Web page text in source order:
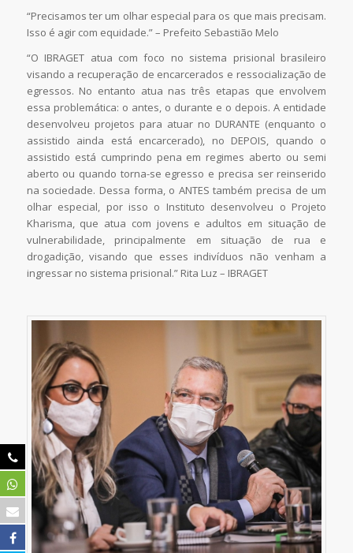
“Precisamos ter um olhar especial para os que mais precisam.
Isso é agir com equidade.” – Prefeito Sebastião Melo
“O IBRAGET atua com foco no sistema prisional brasileiro
visando a recuperação de encarcerados e ressocialização de
egressos. No entanto atua nas três etapas que envolvem
essa problemática: o antes, o durante e o depois. A entidade
desenvolveu projetos para atuar no DURANTE (enquanto o
assistido ainda está encarcerado), no DEPOIS, quando o
assistido está cumprindo pena em regimes aberto ou semi
aberto ou quando torna-se egresso e precisa ser reinserido
na sociedade. Dessa forma, o ANTES também precisa de um
olhar especial, por isso o Instituto desenvolveu o Projeto
Kharisma, que atua com jovens e adultos em situação de
vulnerabilidade, principalmente em situação de rua e
drogadição, visando que esses indivíduos não venham a
ingressar no sistema prisional.” Rita Luz – IBRAGET